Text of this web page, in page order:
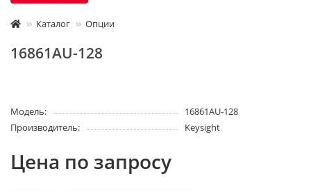
Каталог Опции
16861AU-128
Модель:
16861AU-128
Производитель:
Keysight
Цена по запросу